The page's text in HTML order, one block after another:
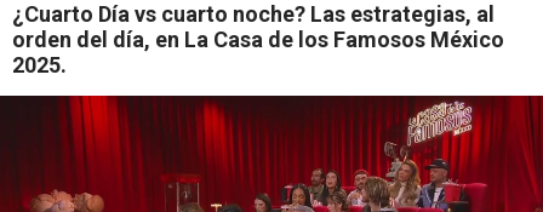
¿Cuarto Día vs cuarto noche? Las estrategias, al
orden del día, en La Casa de los Famosos México
2025.